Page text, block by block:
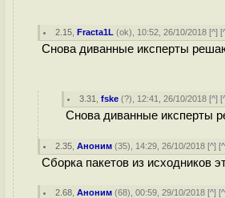
2.15 ,Fracta1L (ok), 10:52, 26/10/2018 [^] [
Снова диванные иксперты
3.31 ,fske (?), 12:41, 26/10/2018 [^] [
Снова диванные иксперты
2.35 ,Аноним (35), 14:29, 26/10/2018 [^] [
Сборка пакетов из исходников
2.68 ,Аноним (68), 00:59, 29/10/2018 [^] [